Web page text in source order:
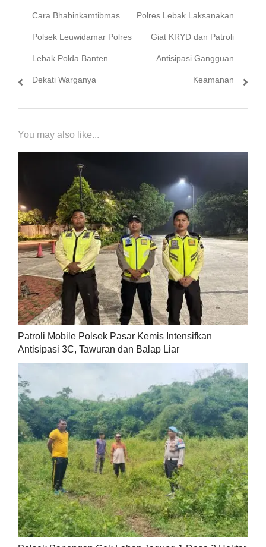
post:
Cara Bhabinkamtibmas
Polsek Leuwidamar Polres
Lebak Polda Banten
Dekati Warganya
post:
Polres Lebak Laksanakan
Giat KRYD dan Patroli
Antisipasi Gangguan
Keamanan
You may also like...
Patroli Mobile Polsek Pasar Kemis Intensifkan
Antisipasi 3C, Tawuran dan Balap Liar